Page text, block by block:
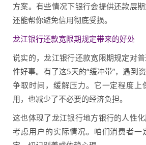
方案。有些情况下银行会提供还款展期
还能帮你避免信用彻底受损。
龙江银行还款宽限期规定带来的好处
说实的，龙江银行还款宽限期规定对
件好事。有了这5天的“缓冲带”，遇到
争取时间，缓解压力。它一定程度上
用，也减少了不必要的经济负担。
这也体现了龙江银行地方银行的人性
考虑用户的实际情况。咱们消费者一